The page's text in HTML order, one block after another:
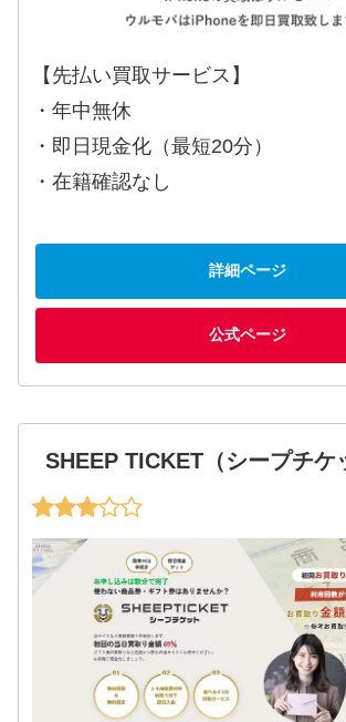
【先払い買取サービス】
・年中無休
・即日現金化（最短20分）
・在籍確認なし
詳細ページ
公式ページ
SHEEP TICKET（シープチケ